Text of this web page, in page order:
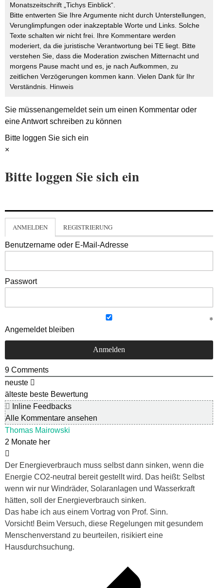
Monatszeitschrift „Tichys Einblick“.
Bitte entwerten Sie Ihre Argumente nicht durch Unterstellungen,
Verunglimpfungen oder inakzeptable Worte und Links. Solche
Texte schalten wir nicht frei. Ihre Kommentare werden
moderiert, da die juristische Verantwortung bei TE liegt. Bitte
verstehen Sie, dass die Moderation zwischen Mitternacht und
morgens Pause macht und es, je nach Aufkommen, zu
zeitlichen Verzögerungen kommen kann. Vielen Dank für Ihr
Verständnis. Hinweis
Sie müssenangemeldetsein um einen Kommentar oder
eine Antwort schreiben zu können
Bitte loggen Sie sich ein
×
Bitte loggen Sie sich ein
ANMELDEN REGISTRIERUNG
Benutzername oder E-Mail-Adresse
Passwort
Angemeldet bleiben
9 Comments
neuste
älteste beste Bewertung
Inline Feedbacks
Alle Kommentare ansehen
Thomas Mairowski
2 Monate her
Der Energieverbrauch muss selbst dann sinken, wenn die
Energie CO2-neutral bereit gestellt wird. Das heißt: Selbst
wenn wir nur Windräder, Solaranlagen und Wasserkraft
hätten, soll der Energieverbrauch sinken.
Das habe ich aus einem Vortrag von Prof. Sinn.
Vorsicht! Beim Versuch, diese Regelungen mit gesundem
Menschenverstand zu beurteilen, risikiert eine
Hausdurchsuchung.